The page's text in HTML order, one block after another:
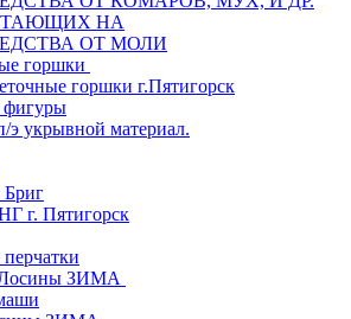
НА
ОТ МОЛИ
горшки
горшки г.Пятигорск
фигуры
э укрывной материал.
г. Пятигорск
ЗИМА